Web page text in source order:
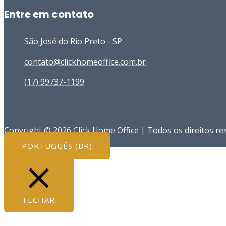
Entre em contato
São José do Rio Preto - SP
contato@clickhomeoffice.com.br
(17) 99737-1199
Copyright © 2026 Click Home Office | Todos os direitos
PORTUGUÊS (BR)
FECHAR